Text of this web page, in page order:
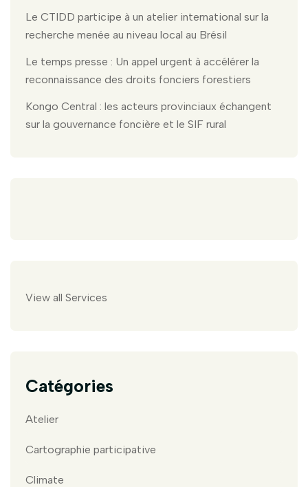
Le CTIDD participe à un atelier international sur la
recherche menée au niveau local au Brésil
Le temps presse : Un appel urgent à accélérer la
reconnaissance des droits fonciers forestiers
Kongo Central : les acteurs provinciaux échangent
sur la gouvernance foncière et le SIF rural
View all Services
Catégories
Atelier
Cartographie participative
Climate